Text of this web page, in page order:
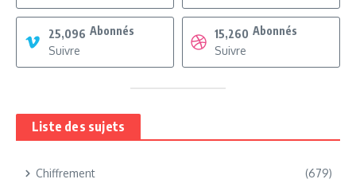
25,096 Abonnés
Suivre
15,260 Abonnés
Suivre
Liste des sujets
Chiffrement (679)